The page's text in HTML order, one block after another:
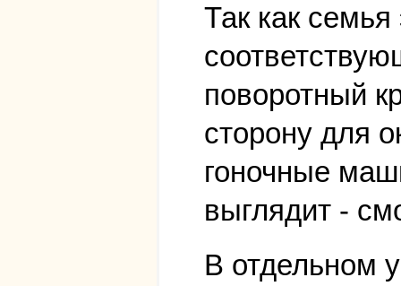
Так как
поворотный
сторону для
гоночные
выглядит -
В отдельном